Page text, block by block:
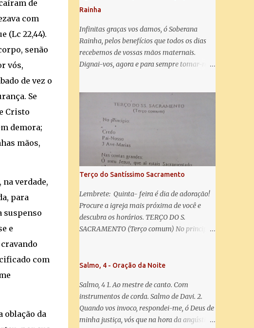
de
com
(Lc 22,44).
senão
vós,
de vez o
Se
Cristo
demora;
mãos,
verdade,
para
suspenso
e
com
oblação da
Rainha
Infinitas graças vos damos, ó Soberana
Rainha, pelos benefícios que todos os dias
recebemos de vossas mãos maternais.
Dignai-vos, agora e para sempre tomar-nos
Salve Rainha: Salve Rainha , Mãe de
misericórdia, vida, doçura, esperança nossa,
salve! A vós bradamos os degredados filhos
de Eva, a vós suspiramos, gemendo e
chorando neste vale de lágrimas. Eia, pois,
Advogada nossa, estes vossos olhos
misericordiosos a nós volvei, e depois deste
desterro, mostrai-nos Jesus. Bendito é o
fruto do vosso ventre, ó clemente, ó piedosa,
ó doce e sempre Virgem Maria. Rogai por
nós Santa Mãe de Deus. Para que sejamos
dignos das promessas de Cristo. Amém.
Terço do Santíssimo Sacramento
Lembrete: Quinta- feira é dia de adoração!
Procure a igreja mais próxima de você e
descubra os horários. TERÇO DO S.
SACRAMENTO (Terço comum) No principio:
Sacramentado, não permitais que eu viva
coração ao Vosso e o Vosso ao meu, e, nem
sem Vós morra eu! Nas contas pequenas:
Sacramento de Amor! Misericórdia Senhor!
Glória ao Pai: Cristo pão da vida e remédio
Salmo, 4 - Oração da Noite
Salmo, 4 1. Ao mestre de canto. Com
instrumentos de corda. Salmo de Davi. 2.
Quando vos invoco, respondei-me, ó Deus de
minha justiça, vós que na hora da angústia